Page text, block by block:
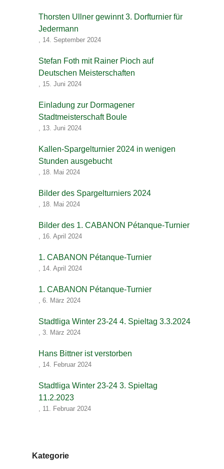
Thorsten Ullner gewinnt 3. Dorfturnier für
Jedermann
, 14. September 2024
Stefan Foth mit Rainer Pioch auf
Deutschen Meisterschaften
, 15. Juni 2024
Einladung zur Dormagener
Stadtmeisterschaft Boule
, 13. Juni 2024
Kallen-Spargelturnier 2024 in wenigen
Stunden ausgebucht
, 18. Mai 2024
Bilder des Spargelturniers 2024
, 18. Mai 2024
Bilder des 1. CABANON Pétanque-Turnier
, 16. April 2024
1. CABANON Pétanque-Turnier
, 14. April 2024
1. CABANON Pétanque-Turnier
, 6. März 2024
Stadtliga Winter 23-24 4. Spieltag 3.3.2024
, 3. März 2024
Hans Bittner ist verstorben
, 14. Februar 2024
Stadtliga Winter 23-24 3. Spieltag
11.2.2023
, 11. Februar 2024
Kategorie